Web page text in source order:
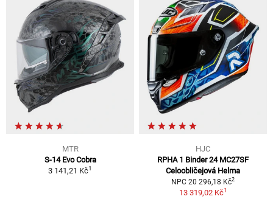
MTR
S-14 Evo Cobra
3 141,21 Kč1
HJC
RPHA 1 Binder 24 MC27SF
Celoobličejová Helma
NPC 20 296,18 Kč2
13 319,02 Kč1